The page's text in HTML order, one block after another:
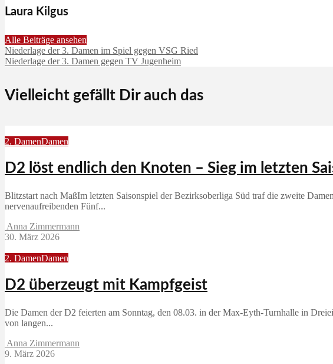
Laura Kilgus
Alle Beiträge ansehen
Niederlage der 3. Damen im Spiel gegen VSG Ried
Niederlage der 3. Damen gegen TV Jugenheim
Vielleicht gefällt Dir auch das
2. DamenDamen
D2 löst endlich den Knoten – Sieg im letzten
Blitzstart nach MaßIm letzten Saisonspiel der Bezirksoberliga Süd traf die zweite
nervenaufreibenden Fünf...
Anna Zimmermann
30. März 2026
2. DamenDamen
D2 überzeugt mit Kampfgeist
Die Damen der D2 feierten am Sonntag, den 08.03. in der Max‑Eyth‑Turnhalle in
von langen...
Anna Zimmermann
9. März 2026